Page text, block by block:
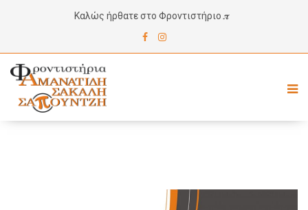
Καλώς ήρθατε στο Φροντιστήριο 𝝅